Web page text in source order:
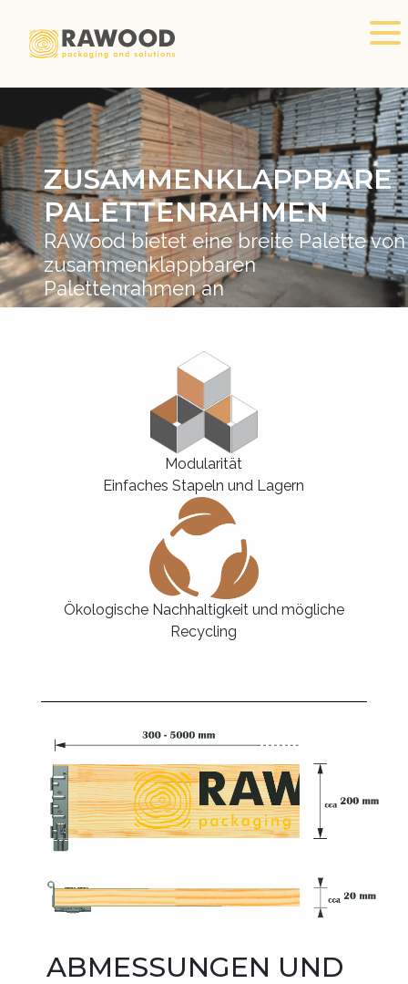
ZUSAMMENKLAPPBARE
PALETTENRAHMEN
RAWood bietet eine breite Palette von
zusammenklappbaren
Palettenrahmen an
Modularität
Einfaches Stapeln und Lagern
Ökologische Nachhaltigkeit und mögliche
Recycling
ABMESSUNGEN UND